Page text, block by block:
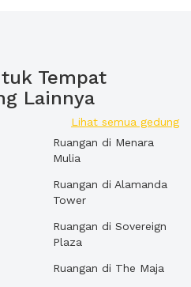
Tempat
Lainnya
Lihat semua gedung
Ruangan di Menara
Mulia
Ruangan di Alamanda
Tower
Ruangan di Sovereign
Plaza
Ruangan di The Maja